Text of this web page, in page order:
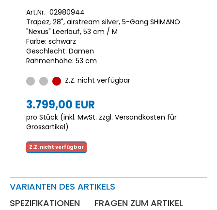
Art.Nr. 02980944
Trapez, 28", airstream silver, 5-Gang SHIMANO
"Nexus" Leerlauf, 53 cm / M
Farbe: schwarz
Geschlecht: Damen
Rahmenhöhe: 53 cm
Z.Z. nicht verfügbar
3.799,00 EUR
pro Stück (inkl. MwSt. zzgl. Versandkosten für
Grossartikel)
Z.Z. nicht verfügbar
VARIANTEN DES ARTIKELS
SPEZIFIKATIONEN
FRAGEN ZUM ARTIKEL